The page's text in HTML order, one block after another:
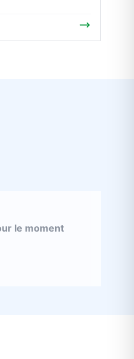
le moment